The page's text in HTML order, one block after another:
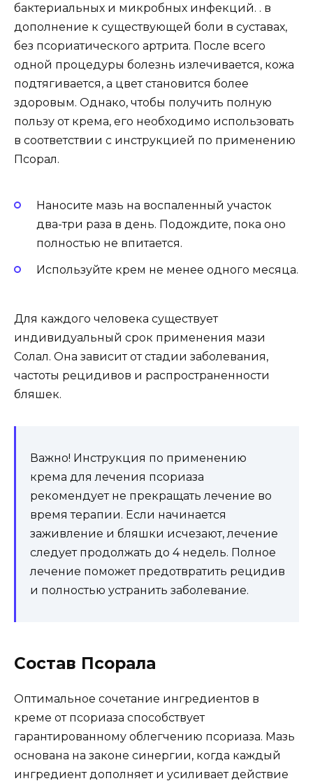
бактериальных и микробных инфекций. . в
дополнение к существующей боли в суставах,
без псориатического артрита. После всего
одной процедуры болезнь излечивается, кожа
подтягивается, а цвет становится более
здоровым. Однако, чтобы получить полную
пользу от крема, его необходимо использовать
в соответствии с инструкцией по применению
Псорал.
Наносите мазь на воспаленный участок
два-три раза в день. Подождите, пока оно
полностью не впитается.
Используйте крем не менее одного месяца.
Для каждого человека существует
индивидуальный срок применения мази
Солал. Она зависит от стадии заболевания,
частоты рецидивов и распространенности
бляшек.
Важно! Инструкция по применению
крема для лечения псориаза
рекомендует не прекращать лечение во
время терапии. Если начинается
заживление и бляшки исчезают, лечение
следует продолжать до 4 недель. Полное
лечение поможет предотвратить рецидив
и полностью устранить заболевание.
Состав Псорала
Оптимальное сочетание ингредиентов в
креме от псориаза способствует
гарантированному облегчению псориаза. Мазь
основана на законе синергии, когда каждый
ингредиент дополняет и усиливает действие